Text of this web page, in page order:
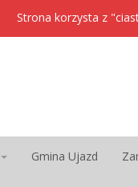
Strona korzysta z
Gmina Ujazd